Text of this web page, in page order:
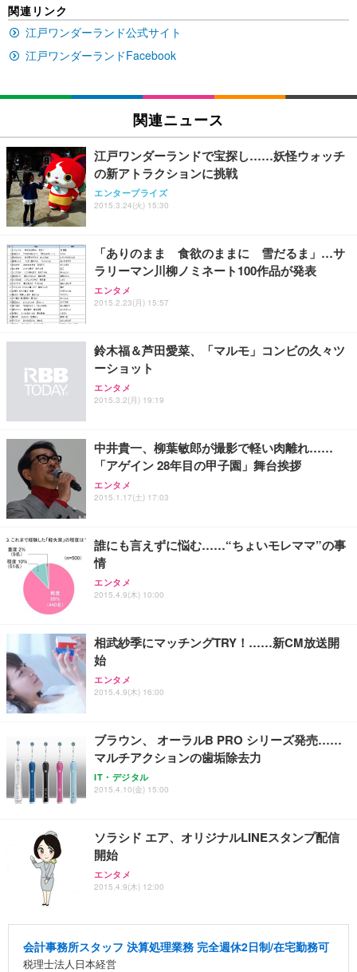
ュチェア 人間工学 疲れない ブラック
￥27,999
Sezlife オフィスチェア デスクチェア 疲れない テレ
能 人間工学 椅子 腰サポート 90度跳ね上げ式アーム
レスト 3Dヘッドレスト ハンガー付き 高反発クッシ
ョン PCチェア 通気性メッシュ ゲーミング/勉強/事
務用 おしゃれ パソコンチェア (ブラック)
Sezlife オフィスチェア デスクチェア 疲れない テレ
ワーク チェア 強化バックレスト 30度ロッキング機
能 人間工学 椅子 腰サポート 90度跳ね上げ式アーム
ョン PCチェア 通気性メッシュ ゲーミング/勉強/事
務用 おしゃれ パソコンチェア (ホワイト)
ANDWINT オフィスチェア デスクチェア 肘なし メ
ッシュ 通気性 ランバーサポート付き 腰サポート ガ
ス圧無段階昇降 360度回転 キャスター付き コンパク
イト
￥109,572
【純正品】27"ゲーミングモニター DualSense 充電
フック付き（CFI-ZDM1J）
￥49,979
【整備済み品】Dell E2724HS 27インチ 液晶モニタ
ー フルHD（1920×1080）VA 非光沢 HDMI/DisplayP
ort/VGA スピーカー内蔵 高さ調整 スイベル VESA対
【MiniLED/24.5inch/280Hz/FHD】GRAPHT THE S
HOOTER Gaming Monitor 24” Essential ゲーミン
グモニター QD 24.5インチ 1ms FHD 量子ドット 残
x2袋(84枚) ホワイト(吸収面:ライトブルー)
￥3,234
ネオ・ルーライフ ネオ・オムツ L 中型犬用 26枚入
￥1,800
Smart Basic(スマートベーシック) 【Amazon.co.jp
限定】 Smart Basic アイリスオーヤマ ペットシーツ
超厚型 お徳用 ワイド 100枚入 (x 1) (ケース販売)
アイリスオーヤマ ペットシーツ 超厚型 お徳用 レギ
ュラー 200枚入【Amazon.co.jp限定】
関連リンク
江戸ワンダーランド公式サイト
江戸ワンダーランドFacebook
関連ニュース
江戸ワンダーランドで宝探し……妖怪ウォッチ
の新アトラクションに挑戦
エンタープライズ
2015.3.24(火) 15:30
「ありのまま 食欲のままに 雪だるま」…サ
ラリーマン川柳ノミネート100作品が発表
エンタメ
2015.2.23(月) 15:57
鈴木福＆芦田愛菜、「マルモ」コンビの久々ツ
ーショット
エンタメ
2015.3.2(月) 19:19
中井貴一、柳葉敏郎が撮影で軽い肉離れ……
「アゲイン 28年目の甲子園」舞台挨拶
エンタメ
2015.1.17(土) 17:03
誰にも言えずに悩む……“ちょいモレママ”の事
情
エンタメ
2015.4.9(木) 10:00
相武紗季にマッチングTRY！……新CM放送開
始
エンタメ
2015.4.9(木) 16:00
ブラウン、 オーラルB PRO シリーズ発売……
マルチアクションの歯垢除去力
IT・デジタル
2015.4.10(金) 15:00
ソラシド エア、オリジナルLINEスタンプ配信
開始
エンタメ
2015.4.9(木) 12:00
会計事務所スタッフ 決算処理業務 完全週休2日制/在宅勤務可
税理士法人日本経営